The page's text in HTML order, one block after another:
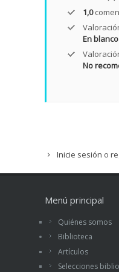
1,0
En blanco
No
Inicie sesión o
Menú principal
Quiénes somos
Biblioteca
Artículos
Selecciones